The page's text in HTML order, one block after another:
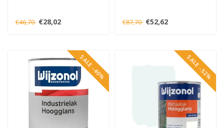
€46,70 €28,02 €87,70 €52,62
SALE -40% SALE -52%